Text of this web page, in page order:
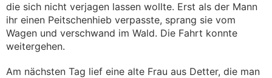
die sich nicht verjagen lassen wollte. Erst als der Mann
ihr einen Peitschenhieb verpasste, sprang sie vom
Wagen und verschwand im Wald. Die Fahrt konnte
weitergehen.
Am nächsten Tag lief eine alte Frau aus Detter, die man